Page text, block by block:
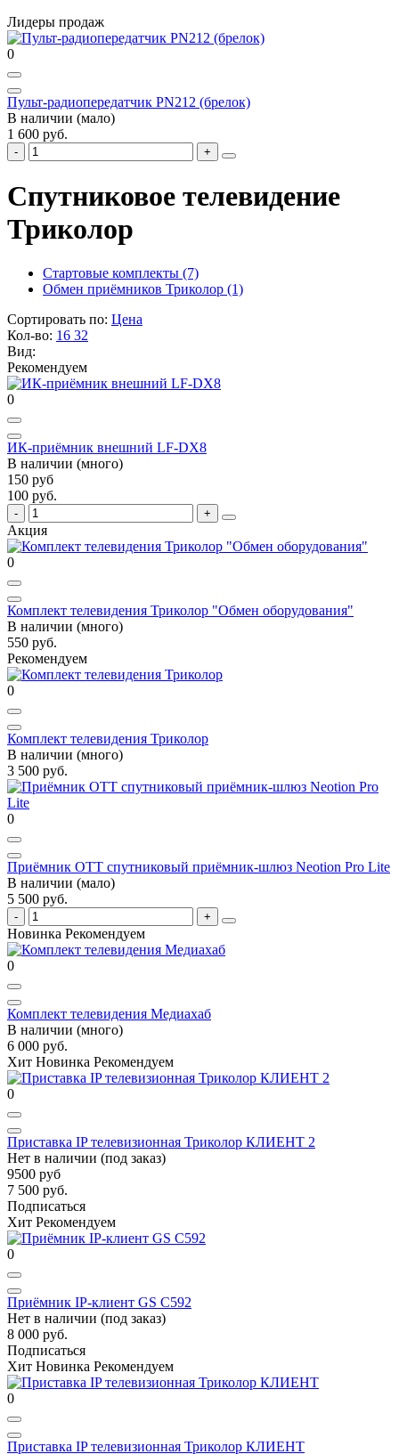
Лидеры продаж
0
Пульт-радиопередатчик PN212 (брелок)
В наличии (мало)
1 600 руб.
Спутниковое телевидение
Триколор
Стартовые комплекты (7)
Обмен приёмников Триколор (1)
Сортировать по: Цена
Кол-во: 16 32
Вид:
Рекомендуем
0
ИК-приёмник внешний LF-DX8
В наличии (много)
150 руб
100 руб.
Акция
0
Комплект телевидения Триколор "Обмен оборудования"
В наличии (много)
550 руб.
Рекомендуем
0
Комплект телевидения Триколор
В наличии (много)
3 500 руб.
0
Приёмник ОТТ спутниковый приёмник-шлюз Neotion Pro Lite
В наличии (мало)
5 500 руб.
Новинка Рекомендуем
0
Комплект телевидения Медиахаб
В наличии (много)
6 000 руб.
Хит Новинка Рекомендуем
0
Приставка IP телевизионная Триколор КЛИЕНТ 2
Нет в наличии (под заказ)
9500 руб
7 500 руб.
Подписаться
Хит Рекомендуем
0
Приёмник IP-клиент GS C592
Нет в наличии (под заказ)
8 000 руб.
Подписаться
Хит Новинка Рекомендуем
0
Приставка IP телевизионная Триколор КЛИЕНТ